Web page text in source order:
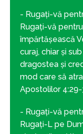
- Rugați-vă
Rugați-vă
împărtășească
curaj, chiar și
dragostea și
mod care să
Apostolilor 4:29-
- Rugați-vă
Rugați-L pe